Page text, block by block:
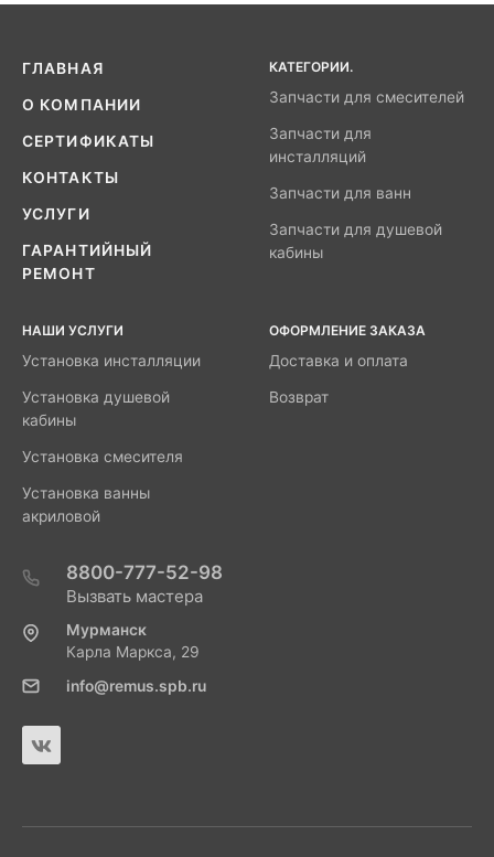
ГЛАВНАЯ
О КОМПАНИИ
СЕРТИФИКАТЫ
КОНТАКТЫ
УСЛУГИ
ГАРАНТИЙНЫЙ
РЕМОНТ
КАТЕГОРИИ.
Запчасти для смесителей
Запчасти для
инсталляций
Запчасти для ванн
Запчасти для душевой
кабины
НАШИ УСЛУГИ
Установка инсталляции
Установка душевой
кабины
Установка смесителя
Установка ванны
акриловой
ОФОРМЛЕНИЕ ЗАКАЗА
Доставка и оплата
Возврат
8800-777-52-98
Вызвать мастера
Мурманск
Карла Маркса, 29
info@remus.spb.ru